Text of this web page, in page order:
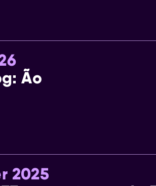
Ão
2025